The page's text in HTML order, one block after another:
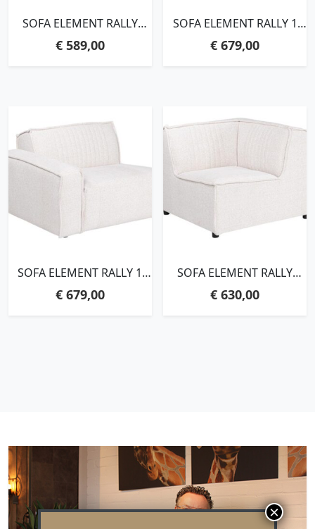
SOFA ELEMENT RALLY
CM, TASMANIA 08 LIGHT
€589,00
SOFA ELEMENT RALLY 1
CM, TASMANIA 08 LIGHT
€ 679,00
SOFA ELEMENT RALLY 1
POODLE BEIGE
€679,00
SOFA ELEMENT RALLY
POODLE BEIGE
€ 630,00